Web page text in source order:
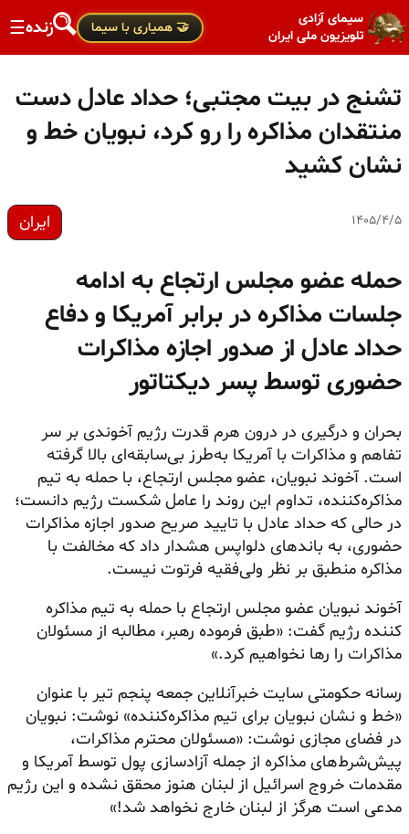
سیمای آزادی
تلویزیون ملی ایران
🤝 همیاری با سیما زنده☰
تشنج در بیت مجتبی؛ حداد عادل دست
منتقدان مذاکره را رو کرد، نبویان خط و
نشان کشید
۱۴۰۵/۴/۵ ایران
حمله عضو مجلس ارتجاع به ادامه
جلسات مذاکره در برابر آمریکا و دفاع
حداد عادل از صدور اجازه مذاکرات
حضوری توسط پسر دیکتاتور
بحران و درگیری در درون هرم قدرت رژیم آخوندی بر سر
تفاهم و مذاکرات با آمریکا به‌طرز بی‌سابقه‌ای بالا گرفته
است. آخوند نبویان، عضو مجلس ارتجاع، با حمله به تیم
مذاکره‌کننده، تداوم این روند را عامل شکست رژیم دانست؛
در حالی که حداد عادل با تایید صریح صدور اجازه مذاکرات
حضوری، به باندهای دلواپس هشدار داد که مخالفت با
مذاکره منطبق بر نظر ولی‌فقیه فرتوت نیست.
آخوند نبویان عضو مجلس ارتجاع با حمله به تیم مذاکره
کننده رژیم گفت: «طبق فرموده رهبر، مطالبه از مسئولان
مذاکرات را رها نخواهیم کرد.»
رسانه حکومتی سایت خبرآنلاین جمعه پنجم تیر با عنوان
«خط و نشان نبویان برای تیم مذاکره‌کننده» نوشت: نبویان
در فضای مجازی نوشت: «مسئولان محترم مذاکرات،
پیش‌شرط‌های مذاکره از جمله آزادسازی پول توسط آمریکا و
مقدمات خروج اسرائیل از لبنان هنوز محقق نشده و این رژیم
مدعی است هرگز از لبنان خارج نخواهد شد!»